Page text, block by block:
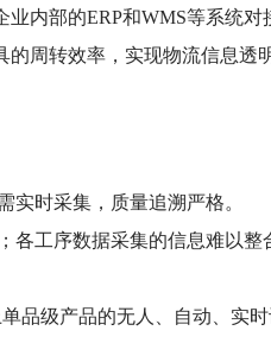
内部的ERP和WMS等系统对
周转效率，实现物流信息透
实时采集，质量追溯严格。
各工序数据采集的信息难以
品级产品的无人、自动、实